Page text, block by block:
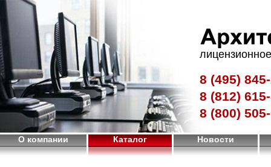
8 (495)
8 (812)
8 (800)
О компании Каталог Новости